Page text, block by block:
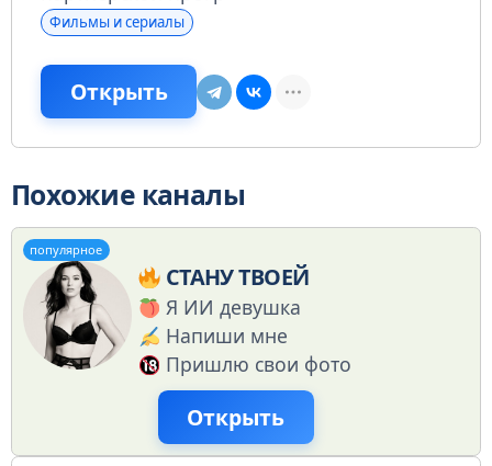
Фильмы и сериалы
Открыть
Похожие каналы
популярное
СТАНУ ТВОЕЙ
Я ИИ девушка
Напиши мне
Пришлю свои фото
Открыть